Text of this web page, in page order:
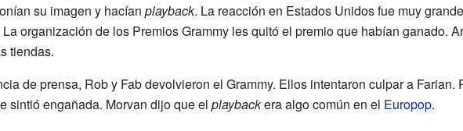
su imagen y hacían playback. La reacción en Estados Unidos fue muy
organización de los Premios Grammy les quitó el premio que habían ganado.
tiendas.
de prensa, Rob y Fab devolvieron el Grammy. Ellos intentaron culpar a
sintió engañada. Morvan dijo que el playbackera algo común en el Europop.